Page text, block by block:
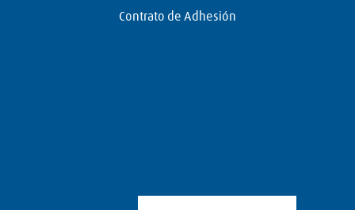
Contrato de Adhesión